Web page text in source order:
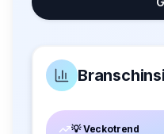
💡 Veckotrend